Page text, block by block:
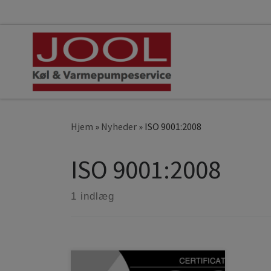
Hjem » Nyheder » ISO 9001:2008
ISO 9001:2008
1 indlæg